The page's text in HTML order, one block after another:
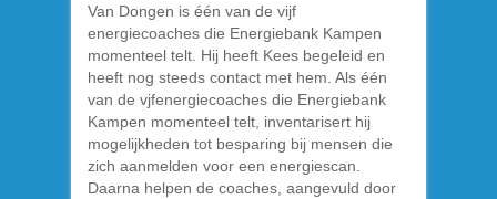
Van Dongen is één van de vijf
energiecoaches die Energiebank Kampen
momenteel telt. Hij heeft Kees begeleid en
heeft nog steeds contact met hem. Als één
van de vjfenergiecoaches die Energiebank
Kampen momenteel telt, inventarisert hij
mogelijkheden tot besparing bij mensen die
zich aanmelden voor een energiescan.
Daarna helpen de coaches, aangevuld door